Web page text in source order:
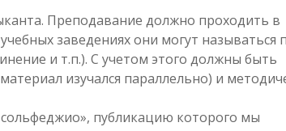
Преподавание должно проходить в
заведениях они могут называться
и т.п.). С учетом этого должны быть
изучался параллельно) и
публикацию которого мы